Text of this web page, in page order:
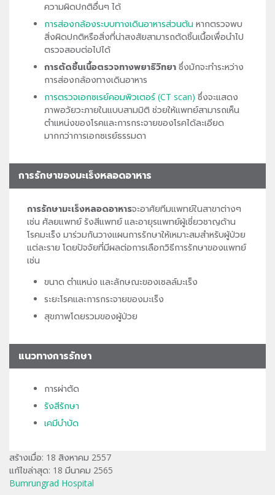
ความผิดปกติอื่นๆ ได้
การส่องกล้องระบบทางเดินอาหารส่วนต้น หากตรวจพบ
สิ่งผิดปกติหรือสิ่งที่น่าสงสัยสามารถตัดชิ้นเนื้อเพื่อนำไป
ตรวจสอบต่อไปได้
การตัดชิ้นเนื้อตรวจทางพยาธิวิทยา ซึ่งมักจะทำระหว่าง
การส่องกล้องทางเดินอาหาร
การตรวจเอกซเรย์คอมพิวเตอร์ (CT scan) ซึ่งจะแสดง
ภาพอวัยวะภายในแบบสามมิติ ช่วยให้แพทย์สามารถเห็น
ตำแหน่งของโรคและการกระจายของโรคได้ละเอียด
มากกว่าการเอกซเรย์ธรรมดา
การรักษาของมะเร็งหลอดอาหาร
การรักษามะเร็งหลอดอาหารจะอาศัยทีมแพทย์ในสาขาต่างๆ
เช่น ศัลยแพทย์ รังสีแพทย์ และอายุรแพทย์ผู้เชี่ยวชาญด้าน
โรคมะเร็ง มาร่วมกันวางแผนการรักษาให้เหมาะสมสำหรับผู้ป่วย
แต่ละราย โดยปัจจัยที่มีผลต่อการเลือกวิธีการรักษาของแพทย์
เช่น
ขนาด ตำแหน่ง และลักษณะของเซลล์มะเร็ง
ระยะโรคและการกระจายของมะเร็ง
สุขภาพโดยรวมของผู้ป่วย
แนวทางการรักษา
การผ่าตัด
รังสีรักษา
เคมีบำบัด
สร้างเมื่อ: 18 สิงหาคม 2557
แก้ไขล่าสุด: 18 มีนาคม 2565
Bumrungrad Hospital